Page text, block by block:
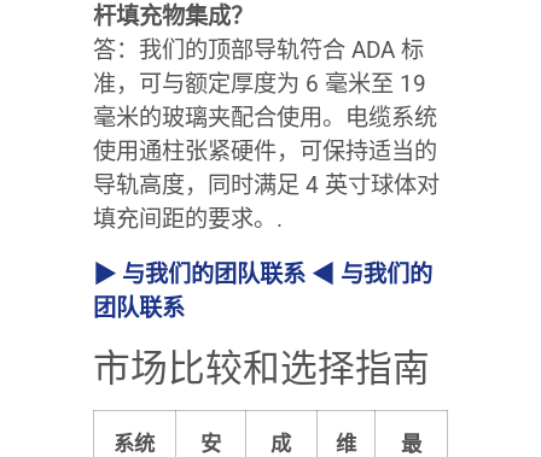
杆填充物集成？
答：我们的顶部导轨符合 ADA 标
准，可与额定厚度为 6 毫米至 19
毫米的玻璃夹配合使用。电缆系统
使用通柱张紧硬件，可保持适当的
导轨高度，同时满足 4 英寸球体对
填充间距的要求。.
▶ 与我们的团队联系 ◀ 与我们的
团队联系
市场比较和选择指南
系统
安
成
维
最